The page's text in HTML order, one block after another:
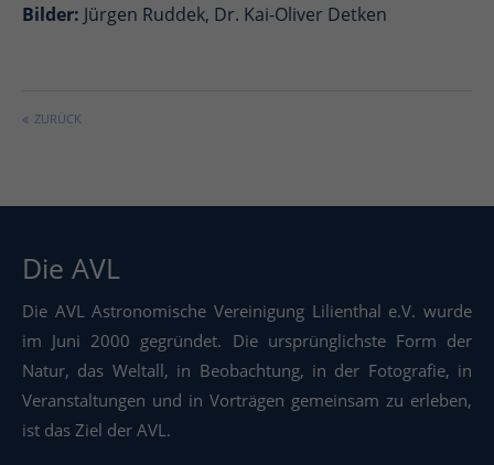
Bilder: Jürgen Ruddek, Dr. Kai-Oliver Detken
ZURÜCK
Die AVL
Die AVL Astronomische Vereinigung Lilienthal e.V. wurde
im Juni 2000 gegründet. Die ursprünglichste Form der
Natur, das Weltall, in Beobachtung, in der Fotografie, in
Veranstaltungen und in Vorträgen gemeinsam zu erleben,
ist das Ziel der AVL.